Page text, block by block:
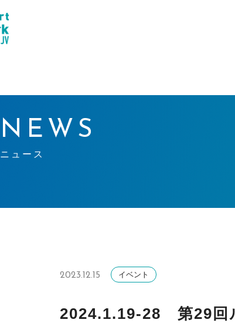
NEWS
ニュース
2023.12.15 イベント
2024.1.19-28 第29回